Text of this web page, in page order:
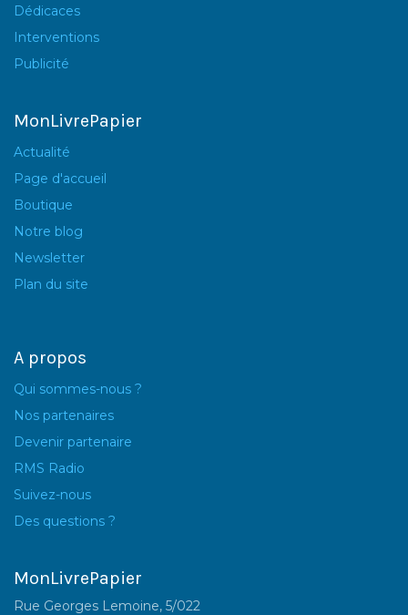
Dédicaces
Interventions
Publicité
MonLivrePapier
Actualité
Page d'accueil
Boutique
Notre blog
Newsletter
Plan du site
A propos
Qui sommes-nous ?
Nos partenaires
Devenir partenaire
RMS Radio
Suivez-nous
Des questions ?
MonLivrePapier
Rue Georges Lemoine, 5/022